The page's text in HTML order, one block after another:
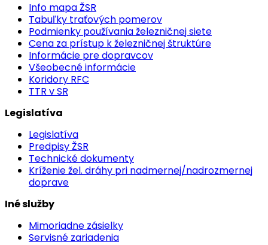
Info mapa ŽSR
Tabuľky traťových pomerov
Podmienky používania železničnej siete
Cena za prístup k železničnej štruktúre
Informácie pre dopravcov
Všeobecné informácie
Koridory RFC
TTR v SR
Legislatíva
Legislatíva
Predpisy ŽSR
Technické dokumenty
Kríženie žel. dráhy pri nadmernej/nadrozmernej
doprave
Iné služby
Mimoriadne zásielky
Servisné zariadenia